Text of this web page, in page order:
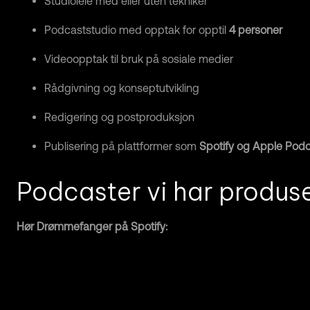
Podcaststudio med opptak for opptil 4 personer
Videoopptak til bruk på sosiale medier
Rådgivning og konseptutvikling
Redigering og postproduksjon
Publisering på plattformer som Spotify og Apple
Podcaster vi har
Hør Drømmefanger på Spotify: